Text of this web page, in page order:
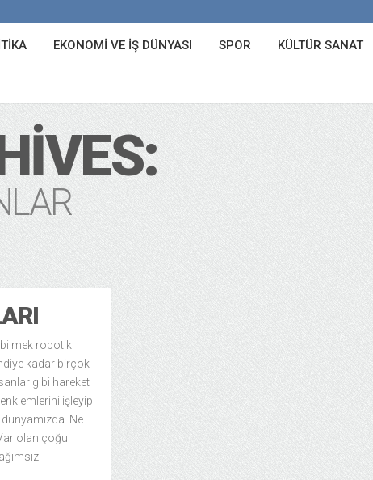
EKONOMI VE İŞ DÜNYASI SPOR KÜLTÜR SANAT
robotik
kadar birçok
gibi hareket
işleyip
Ne
olan çoğu